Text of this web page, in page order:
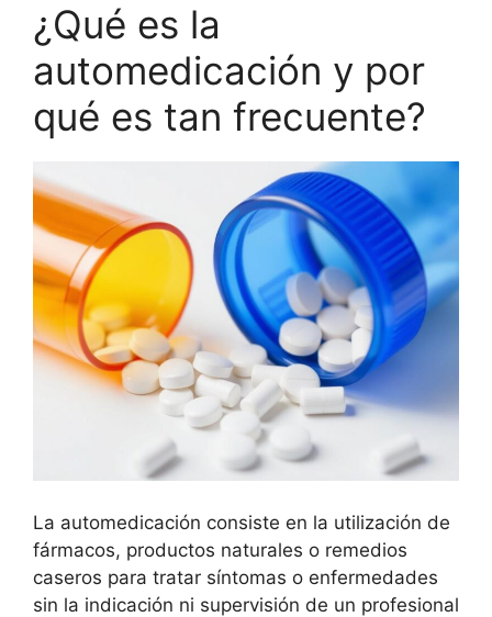
¿Qué es la
automedicación y por
qué es tan frecuente?
La automedicación consiste en la utilización de
fármacos, productos naturales o remedios
caseros para tratar síntomas o enfermedades
sin la indicación ni supervisión de un profesional